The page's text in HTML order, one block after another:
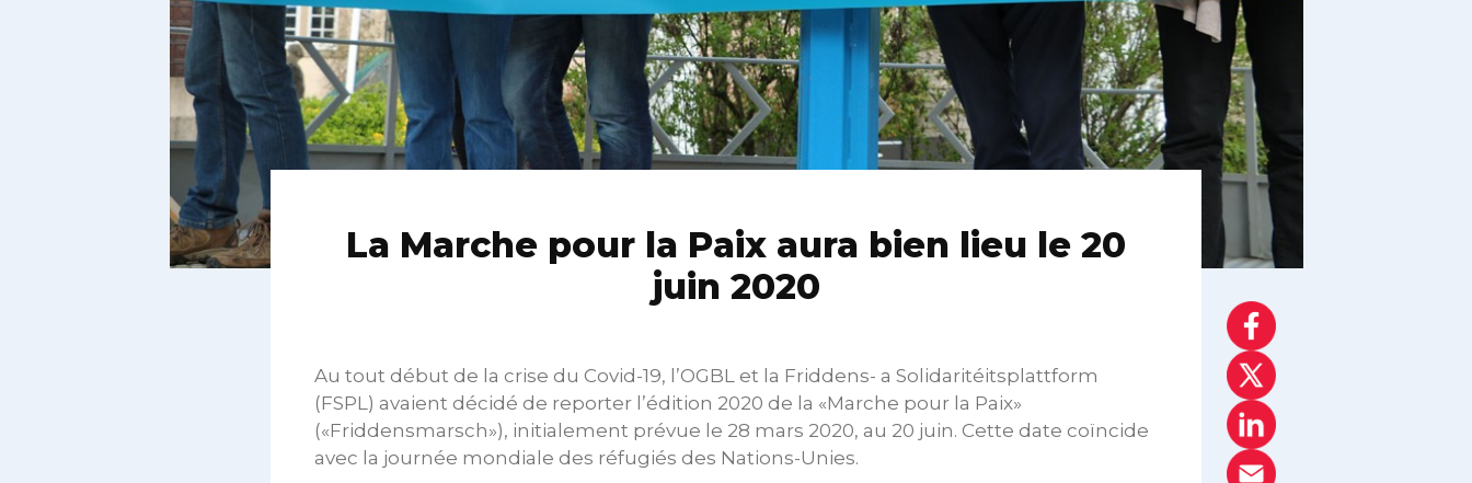
La Marche pour la Paix aura bien lieu le 20
juin 2020
Au tout début de la crise du Covid-19, l’OGBL et la Friddens- a Solidaritéitsplattform
(FSPL) avaient décidé de reporter l’édition 2020 de la «Marche pour la Paix»
(«Friddensmarsch»), initialement prévue le 28 mars 2020, au 20 juin. Cette date coïncide
avec la journée mondiale des réfugiés des Nations-Unies.